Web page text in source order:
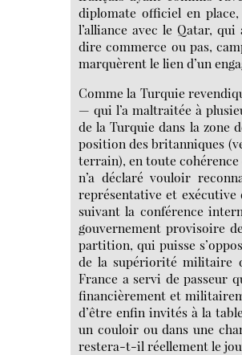
diplomate officiel en place,
l’alliance avec le Qatar,
dire commerce ou pas,
marquèrent le lien d’un
Comme la Turquie
— qui l’a maltraitée à
de la Turquie dans la zone
position des britanniques
terrain), en toute cohérence
n’a déclaré vouloir
représentative et exécutive
suivant la conférence
gouvernement provisoire
partition, qui puisse
de la supériorité militaire
France a servi de passeur
financièrement et
d’être enfin invités à la
un couloir ou dans une
restera-t-il réellement le